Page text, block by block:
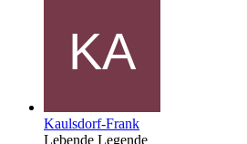
Kaulsdorf-Frank
Lebende Legende